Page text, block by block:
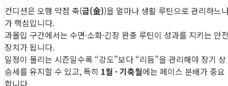
컨디션은 오행 약점 축(금(金))을 얼마나 생활 루틴으로 관리하느
가 핵심입니다.
과몰입 구간에서는 수면·소화·긴장 완충 루틴이 성과를 지키는 안
장치가 됩니다.
일정이 몰리는 시즌일수록 “강도”보다 “리듬”을 관리해야 장기 상
승세를 유지할 수 있고, 특히 1월 · 기축월에는 페이스 분배가 중요
합니다.